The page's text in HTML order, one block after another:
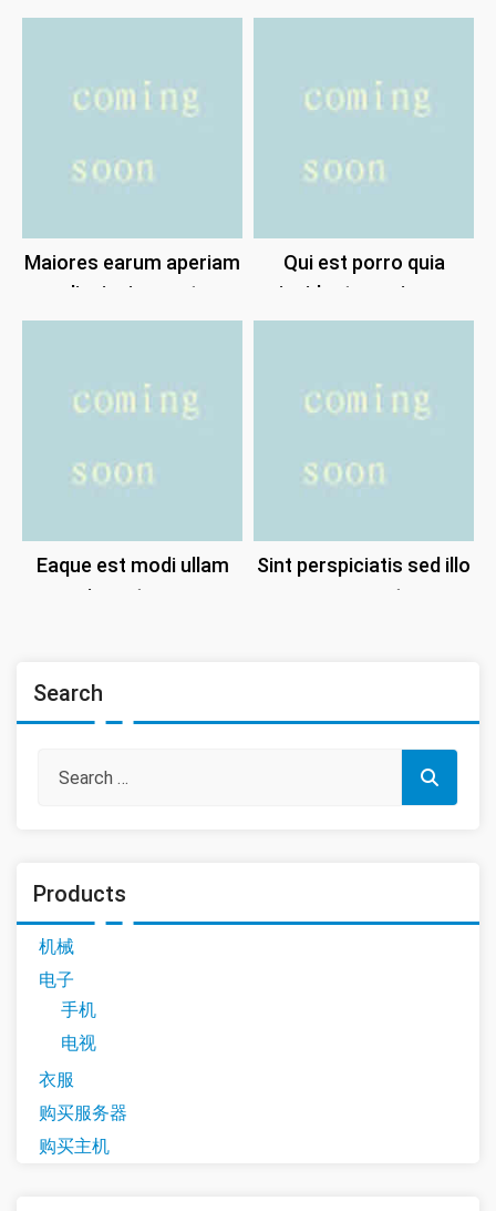
quisquam.
Maiores earum aperiam
dignissimos et.
Qui est porro quia
incidunt possimus.
Eaque est modi ullam
inventore.
Sint perspiciatis sed illo
consequatur.
Search
Products
机械
电子
手机
电视
衣服
购买服务器
购买主机